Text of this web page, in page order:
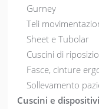
Gurney
Teli
Sheet e Tubolar
Cuscini di
Fasce, cinture
Sollevamento
Cuscini e